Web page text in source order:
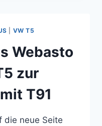
VW T5
Webasto
zur
T91
die neue Seite